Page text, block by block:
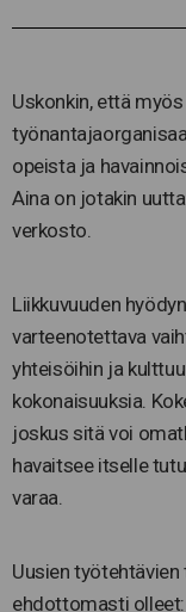
Uskonkin, että
opeista ja
Aina on jotakin
verkosto.
Liikkuvuuden
varteenotettava
yhteisöihin ja
kokonaisuuksia.
joskus sitä voi
havaitsee itselle
varaa.
Uusien
ehdottomasti olleet: